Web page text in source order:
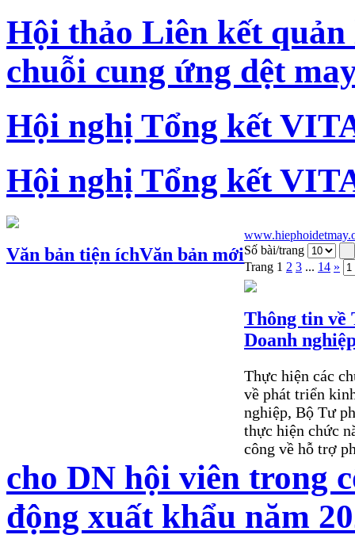
Hội thảo Liên kết
chuỗi cung ứng dệt
Hội nghị Tổng kết
Hội nghị Tổng kết
Văn bản tiện íchVăn bản mớiSố bài/trang
Trang 1 2 3 ... 14 »
Thông tin về
Doanh
Thực hiện các
về phát triển
nghiệp, Bộ Tư
thực hiện chức
công về hỗ trợ
cho DN hội viên trong
động xuất khẩu năm